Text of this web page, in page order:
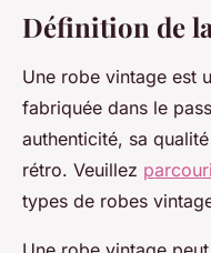
Définition de
Une robe vintage est
fabriquée dans le
authenticité, sa
rétro. Veuillez
types de robes